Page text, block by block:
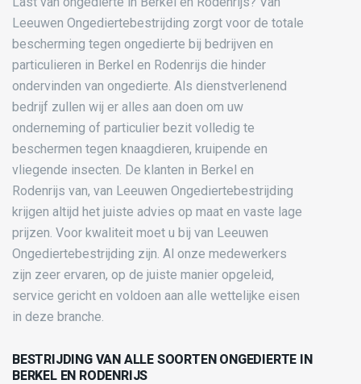
Leeuwen Ongediertebestrijding zorgt voor de totale
bescherming tegen ongedierte bij bedrijven en
particulieren in Berkel en Rodenrijs die hinder
ondervinden van ongedierte. Als dienstverlenend
bedrijf zullen wij er alles aan doen om uw
onderneming of particulier bezit volledig te
beschermen tegen knaagdieren, kruipende en
vliegende insecten. De klanten in Berkel en
Rodenrijs van, van Leeuwen Ongediertebestrijding
krijgen altijd het juiste advies op maat en vaste lage
prijzen. Voor kwaliteit moet u bij van Leeuwen
Ongediertebestrijding zijn. Al onze medewerkers
zijn zeer ervaren, op de juiste manier opgeleid,
service gericht en voldoen aan alle wettelijke eisen
in deze branche.
BESTRIJDING VAN ALLE SOORTEN ONGEDIERTE IN
BERKEL EN RODENRIJS